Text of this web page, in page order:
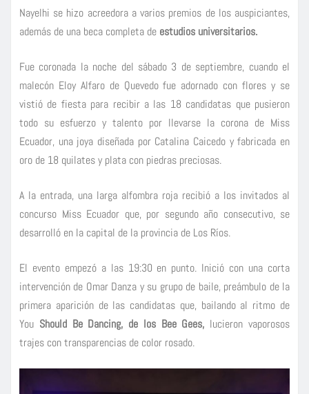
Nayelhi se hizo acreedora a varios premios de los auspiciantes,
además de una beca completa de estudios universitarios.
Fue coronada la noche del sábado 3 de septiembre, cuando el
malecón Eloy Alfaro de Quevedo fue adornado con flores y se
vistió de fiesta para recibir a las 18 candidatas que pusieron
todo su esfuerzo y talento por llevarse la corona de Miss
Ecuador, una joya diseñada por Catalina Caicedo y fabricada en
oro de 18 quilates y plata con piedras preciosas.
A la entrada, una larga alfombra roja recibió a los invitados al
concurso Miss Ecuador que, por segundo año consecutivo, se
desarrolló en la capital de la provincia de Los Ríos.
El evento empezó a las 19:30 en punto. Inició con una corta
intervención de Omar Danza y su grupo de baile, preámbulo de la
primera aparición de las candidatas que, bailando al ritmo de
You Should Be Dancing, de los Bee Gees, lucieron vaporosos
trajes con transparencias de color rosado.